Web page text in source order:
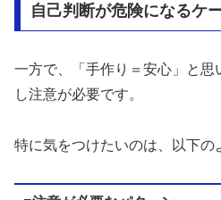
自己判断が危険になるケ
一方で、「手作り＝安心」と
し注意が必要です。
特に気をつけたいのは、以下の